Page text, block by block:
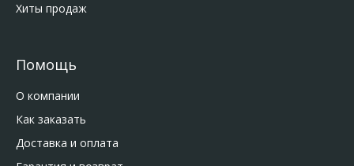
Хиты продаж
О компании
Доставка и оплата
Как заказать
Помощь